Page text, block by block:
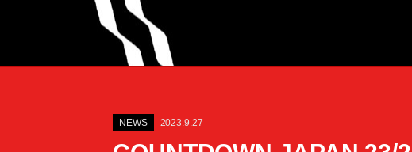
NEWS 2023.9.27